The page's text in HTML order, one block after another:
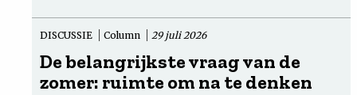
DISCUSSIE Column 29 juli 2026
De belangrijkste vraag van de
zomer: ruimte om na te denken